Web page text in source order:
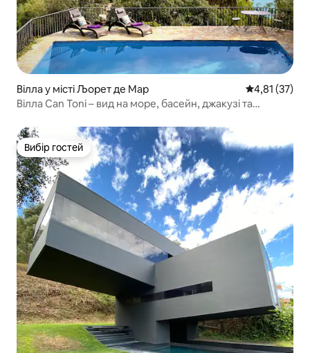
Вілла у місті Љорет де Мар Середня
4,81 (37)
Вілла Can Toni – вид на море, басейн, джакузі та
Вибір гостей
Вибір гостей